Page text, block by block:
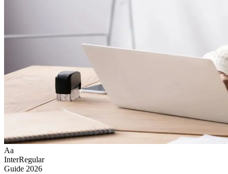
Aa
InterRegular
Guide 2026